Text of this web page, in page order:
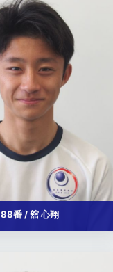
88番 / 舘 心翔